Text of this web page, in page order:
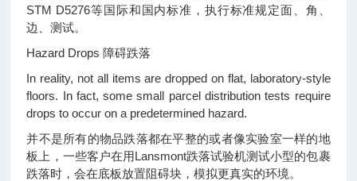
STM D5276等国际和国内标准，执行标准规定面、角、
边、测试。
Hazard Drops 障碍跌落
In reality, not all items are dropped on flat, laboratory-style
floors. In fact, some small parcel distribution tests require
drops to occur on a predetermined hazard.
并不是所有的物品跌落都在平整的或者像实验室一样的地
板上，一些客户在用Lansmont跌落试验机测试小型的包裹
跌落时，会在底板放置阻碍块，模拟更真实的环境。